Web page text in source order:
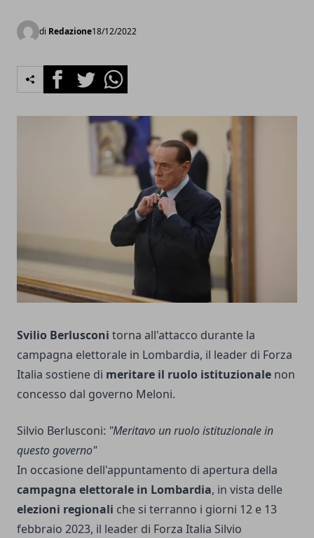
di Redazione18/12/2022
FacebookTwitterWhatsapp
Svilio Berlusconi torna all'attacco durante la
campagna elettorale in Lombardia, il leader di Forza
Italia sostiene di meritare il ruolo istituzionale non
concesso dal governo Meloni.
Silvio Berlusconi: "Meritavo un ruolo istituzionale in
questo governo"
In occasione dell'appuntamento di apertura della
campagna elettorale in Lombardia, in vista delle
elezioni regionali che si terranno i giorni 12 e 13
febbraio 2023, il leader di Forza Italia Silvio